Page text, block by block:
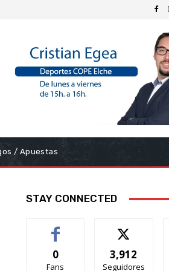
/ Apuestas
STAY CONNECTED
0
Fans
3,912
Seguidores